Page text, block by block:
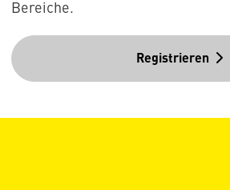
Bereiche.
Registrieren